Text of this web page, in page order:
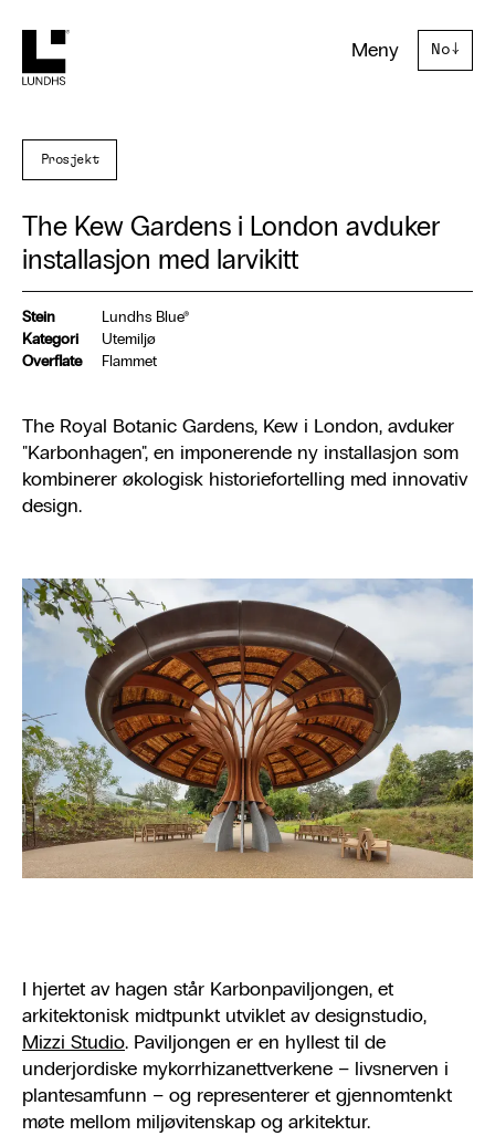
Lundhs Meny No↓
Prosjekt
The Kew Gardens i London avduker
installasjon med larvikitt
Stein
Lundhs Blue®
Kategori
Utemiljø
Overflate
Flammet
The Royal Botanic Gardens, Kew i London, avduker
"Karbonhagen", en imponerende ny installasjon som
kombinerer økologisk historiefortelling med innovativ
design.
I hjertet av hagen står Karbonpaviljongen, et
arkitektonisk midtpunkt utviklet av designstudio,
Mizzi Studio. Paviljongen er en hyllest til de
underjordiske mykorrhizanettverkene – livsnerven i
plantesamfunn – og representerer et gjennomtenkt
møte mellom miljøvitenskap og arkitektur.